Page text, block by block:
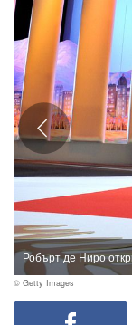
Робърт де Ниро
© Getty Images